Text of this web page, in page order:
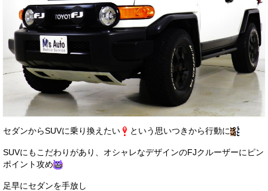
トップメッセージ
スタッフ紹介
ブログ
イベント
ニュース
スタッフブログ
お客様の声
セダンからSUVに乗り換えたい という思いつきから行動に
SUVにもこだわりがあり、オシャレなデザインのFJクルーザーにピン
ポイント攻め
足早にセダンを手放し